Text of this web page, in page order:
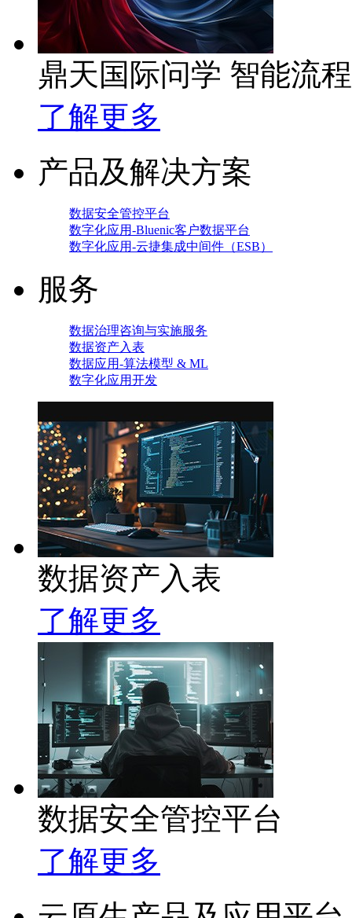
鼎天国际问学 智能流
了解更多
产品及解决方案
数据安全管控平台
数字化应用-Bluenic客户数据平台
数字化应用-云捷集成中间件（ESB）
服务
数据治理咨询与实施服务
数据资产入表
数据应用-算法模型 & ML
数字化应用开发
数据资产入表
了解更多
数据安全管控平台
了解更多